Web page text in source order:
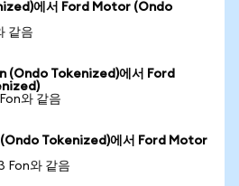
에서 Ford Motor (Ondo
같음
(Ondo Tokenized)에서 Ford
와 같음
Tokenized)에서 Ford Motor
Fon와 같음